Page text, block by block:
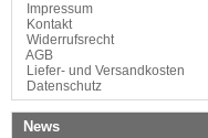
Impressum
Kontakt
Widerrufsrecht
AGB
Liefer- und Versandkosten
Datenschutz
News